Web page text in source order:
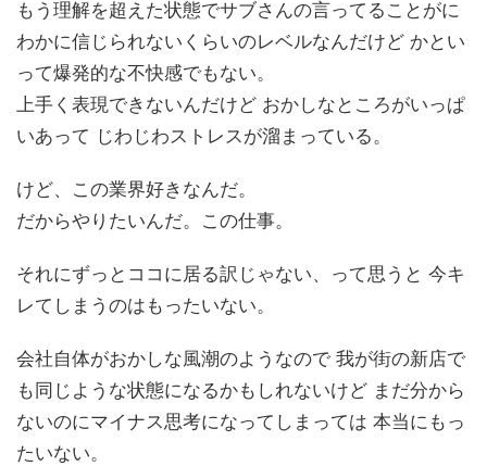
もう理解を超えた状態でサブさんの言ってることがに
わかに信じられないくらいのレベルなんだけど かとい
って爆発的な不快感でもない。
上手く表現できないんだけど おかしなところがいっぱ
いあって じわじわストレスが溜まっている。
けど、この業界好きなんだ。
だからやりたいんだ。この仕事。
それにずっとココに居る訳じゃない、って思うと 今キ
レてしまうのはもったいない。
会社自体がおかしな風潮のようなので 我が街の新店で
も同じような状態になるかもしれないけど まだ分から
ないのにマイナス思考になってしまっては 本当にもっ
たいない。